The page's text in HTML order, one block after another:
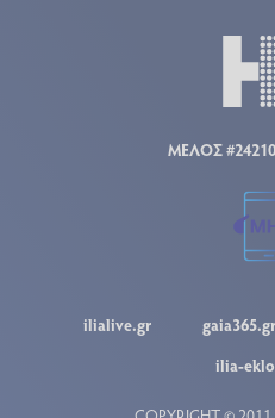
ΜΕΛΟΣ
ilialive.gr gaia365.gr
ilia-